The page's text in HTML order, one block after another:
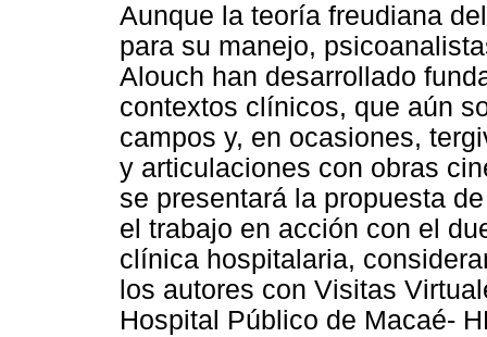
Aunque la teoría freudiana
para su manejo,
Alouch han desarrollado
contextos clínicos, que aún
campos y, en ocasiones,
y articulaciones con obras
se presentará la propuesta
el trabajo en acción con el
clínica hospitalaria,
los autores con Visitas
Hospital Público de Macaé-